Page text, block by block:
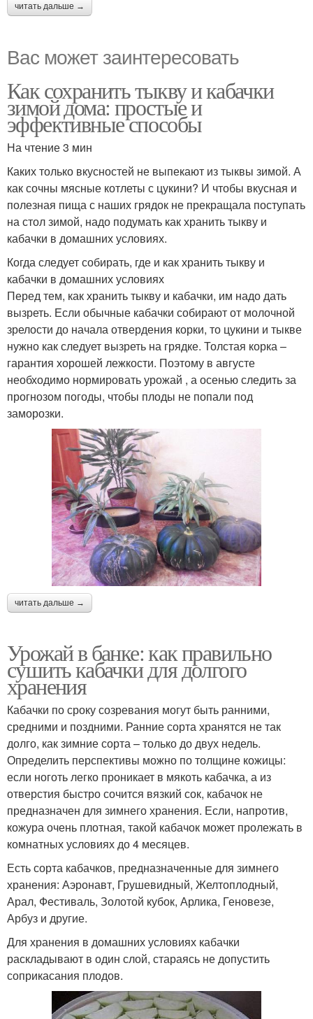
читать дальше →
Вас может заинтересовать
Как сохранить тыкву и кабачки
зимой дома: простые и
эффективные способы
На чтение 3 мин
Каких только вкусностей не выпекают из тыквы зимой. А
как сочны мясные котлеты с цукини? И чтобы вкусная и
полезная пища с наших грядок не прекращала поступать
на стол зимой, надо подумать как хранить тыкву и
кабачки в домашних условиях.
Когда следует собирать, где и как хранить тыкву и
кабачки в домашних условиях
Перед тем, как хранить тыкву и кабачки, им надо дать
вызреть. Если обычные кабачки собирают от молочной
зрелости до начала отвердения корки, то цукини и тыкве
нужно как следует вызреть на грядке. Толстая корка –
гарантия хорошей лежкости. Поэтому в августе
необходимо нормировать урожай , а осенью следить за
прогнозом погоды, чтобы плоды не попали под
заморозки.
читать дальше →
Урожай в банке: как правильно
сушить кабачки для долгого
хранения
Кабачки по сроку созревания могут быть ранними,
средними и поздними. Ранние сорта хранятся не так
долго, как зимние сорта – только до двух недель.
Определить перспективы можно по толщине кожицы:
если ноготь легко проникает в мякоть кабачка, а из
отверстия быстро сочится вязкий сок, кабачок не
предназначен для зимнего хранения. Если, напротив,
кожура очень плотная, такой кабачок может пролежать в
комнатных условиях до 4 месяцев.
Есть сорта кабачков, предназначенные для зимнего
хранения: Аэронавт, Грушевидный, Желтоплодный,
Арал, Фестиваль, Золотой кубок, Арлика, Геновезе,
Арбуз и другие.
Для хранения в домашних условиях кабачки
раскладывают в один слой, стараясь не допустить
соприкасания плодов.